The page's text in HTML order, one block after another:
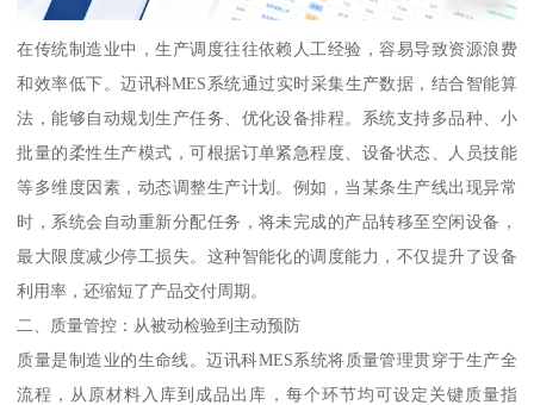
在传统制造业中，生产调度往往依赖人工经验，容易导致资源浪费
和效率低下。迈讯科MES系统通过实时采集生产数据，结合智能算
法，能够自动规划生产任务、优化设备排程。系统支持多品种、小
批量的柔性生产模式，可根据订单紧急程度、设备状态、人员技能
等多维度因素，动态调整生产计划。例如，当某条生产线出现异常
时，系统会自动重新分配任务，将未完成的产品转移至空闲设备，
最大限度减少停工损失。这种智能化的调度能力，不仅提升了设备
利用率，还缩短了产品交付周期。
二、质量管控：从被动检验到主动预防
质量是制造业的生命线。迈讯科MES系统将质量管理贯穿于生产全
流程，从原材料入库到成品出库，每个环节均可设定关键质量指